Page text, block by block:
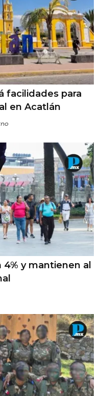
facilidades para
en Acatlán
y mantienen al